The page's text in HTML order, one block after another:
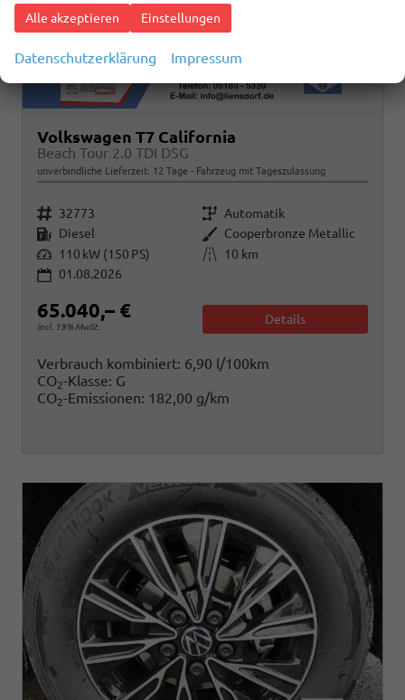
Volkswagen T7 California
Beach Tour 2.0 TDI DSG
unverbindliche Lieferzeit: 12 Tage Fahrzeug mit Tageszulassung
Fahrzeugnr. 32773 Getriebe Automatik
Kraftstoff Diesel Außenfarbe Cooperbronze Metallic
Leistung 110 kW (150 PS) Kilometerstand
10 km
01.08.2026
65.040,– €
incl. 19% MwSt.
Details
Verbrauch kombiniert: 6,90 l/100km
CO2-Klasse: G
CO2-Emissionen: 182,00 g/km
Alle akzeptieren Einstellungen
Datenschutzerklärung Impressum